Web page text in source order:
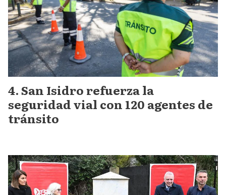
San Isidro refuerza la
seguridad vial con 120 agentes de
tránsito